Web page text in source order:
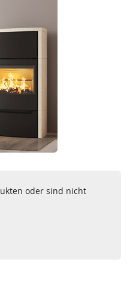
oder sind nicht